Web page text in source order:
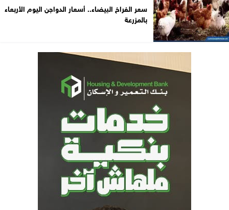
سعر الفراخ البيضاء.. أسعار الدواجن اليوم الأربعاء
بالمزرعة